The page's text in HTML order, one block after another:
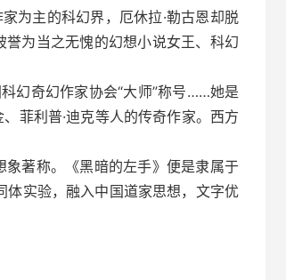
为主的科幻界，厄休拉·勒古恩却脱
誉为当之无愧的幻想小说女王、科幻
幻奇幻作家协会“大师”称号……她是
菲利普·迪克等人的传奇作家。西方
象著称。《黑暗的左手》便是隶属于
实验，融入中国道家思想，文字优